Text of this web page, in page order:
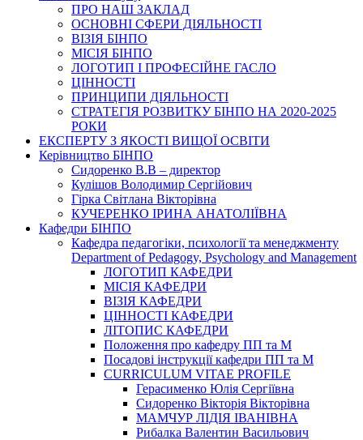
ПРО НАШ ЗАКЛАД
ОСНОВНІ СФЕРИ ДІЯЛЬНОСТІ
ВІЗІЯ БІНПО
МІСІЯ БІНПО
ЛОГОТИП І ПРОФЕСІЙНЕ ГАСЛО
ЦІННОСТІ
ПРИНЦИПИ ДІЯЛЬНОСТІ
СТРАТЕГІЯ РОЗВИТКУ БІНПО НА 2020-2025
РОКИ
ЕКСПЕРТУ З ЯКОСТІ ВИЩОЇ ОСВІТИ
Керівництво БІНПО
Сидоренко В.В – директор
Кулішов Володимир Сергійович
Гірка Світлана Вікторівна
КУЧЕРЕНКО ІРИНА АНАТОЛІЇВНА
Кафедри БІНПО
Кафедра педагогіки, психології та менеджменту
Department of Pedagogy, Psychology and Management
ЛОГОТИП КАФЕДРИ
МІСІЯ КАФЕДРИ
ВІЗІЯ КАФЕДРИ
ЦІННОСТІ КАФЕДРИ
ЛІТОПИС КАФЕДРИ
Положення про кафедру ПП та М
Посадові інструкції кафедри ПП та М
CURRICULUM VITAE PROFILE
Герасименко Юлія Сергіївна
Сидоренко Вікторія Вікторівна
МАМЧУР ЛІДІЯ ІВАНІВНА
Рибалка Валентин Васильович